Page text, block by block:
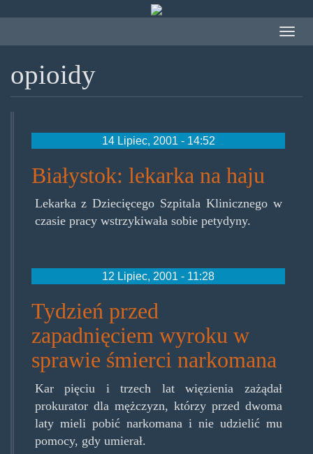
treści
Toggle
opioidy
14 Lipiec, 2001 - 14:52
Białystok: lekarka na haju
Lekarka z Dziecięcego Szpitala Klinicznego w
czasie pracy wstrzykiwała sobie petydyny.
12 Lipiec, 2001 - 11:28
Tydzień przed
zapadnięciem wyroku w
sprawie śmierci narkomana
Kar pięciu i trzech lat więzienia zażądał
prokurator dla mężczyzn, którzy przed dwoma
laty mieli pobić narkomana i nie udzielić mu
pomocy, gdy umierał.